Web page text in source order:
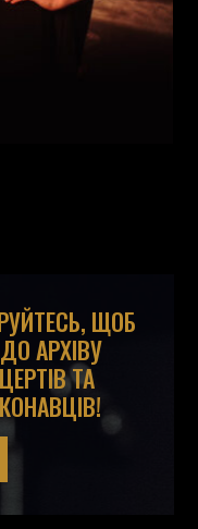
ЩОБ
АРХІВУ
ТА